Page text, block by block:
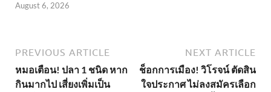
August 6, 2026
PREVIOUS ARTICLE
หมอเตือน! ปลา 1 ชนิด หาก
กินมากไป เสี่ยงเพิ่มเป็น
NEXT ARTICLE
ช็อกการเมือง! วิโรจน์ ตัดสิน
ใจประกาศ ไม่ลงสมัครเลือก